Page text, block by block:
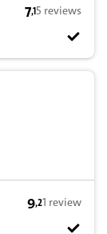
7,1 op basis
7,15 reviews
9,2 op basis
9,21 review